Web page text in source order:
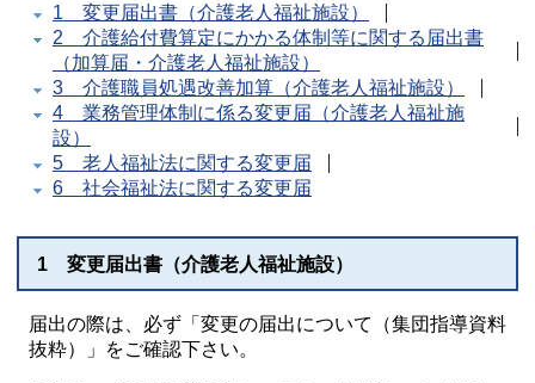
1 変更届出書（介護老人福祉施設）
2 介護給付費算定にかかる体制等に関する届出書
（加算届・介護老人福祉施設）
3 介護職員処遇改善加算（介護老人福祉施設）
4 業務管理体制に係る変更届（介護老人福祉施
設）
5 老人福祉法に関する変更届
6 社会福祉法に関する変更届
1 変更届出書（介護老人福祉施設）
届出の際は、必ず「変更の届出について（集団指導資料
抜粋）」をご確認下さい。